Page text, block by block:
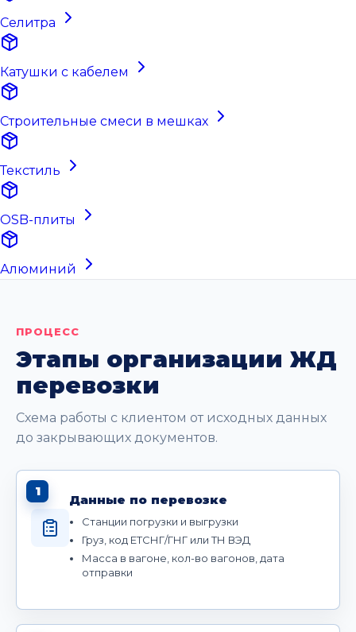
Селитра
Катушки с кабелем
Строительные смеси в мешках
Текстиль
OSB-плиты
Алюминий
ПРОЦЕСС
Этапы организации ЖД
перевозки
Схема работы с клиентом от исходных данных
до закрывающих документов.
1
Данные по перевозке
Станции погрузки и выгрузки
Груз, код ЕТСНГ/ГНГ или ТН ВЭД
Масса в вагоне, кол-во вагонов, дата
отправки